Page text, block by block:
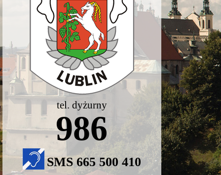
tel. dyżurny
986
SMS 665 500 410